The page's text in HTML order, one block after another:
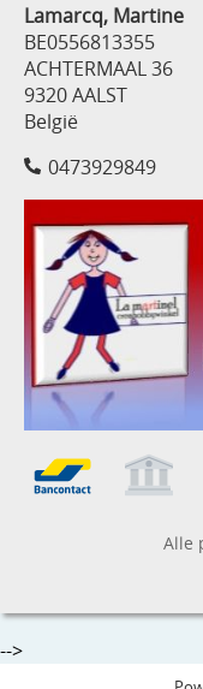
Lamarcq, Martine
BE0556813355
ACHTERMAAL 36
9320 AALST
België
0473929849
Alle
-->